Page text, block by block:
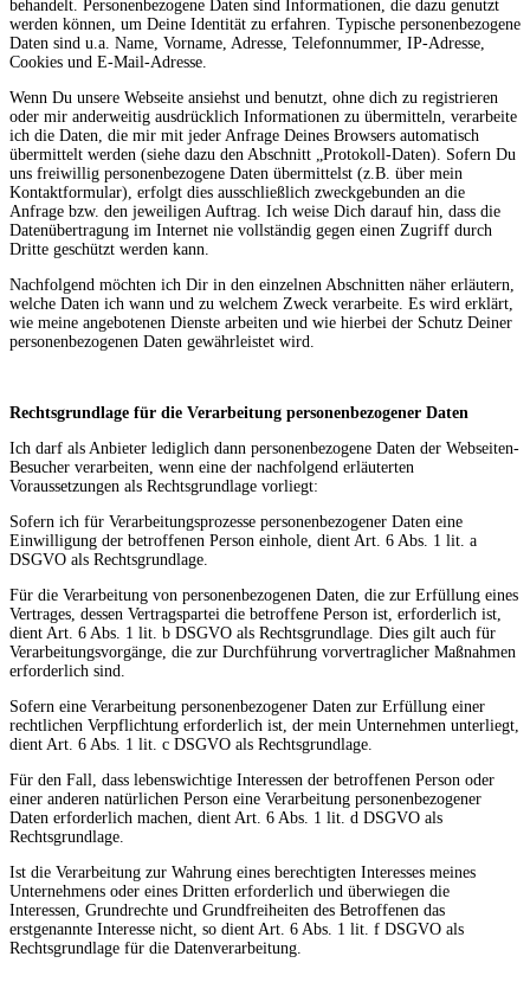
behandelt. Personenbezogene Daten sind Informationen, die dazu genutzt
werden können, um Deine Identität zu erfahren. Typische personenbezogene
Daten sind u.a. Name, Vorname, Adresse, Telefonnummer, IP-Adresse,
Cookies und E-Mail-Adresse.
Wenn Du unsere Webseite ansiehst und benutzt, ohne dich zu registrieren
oder mir anderweitig ausdrücklich Informationen zu übermitteln, verarbeite
ich die Daten, die mir mit jeder Anfrage Deines Browsers automatisch
übermittelt werden (siehe dazu den Abschnitt „Protokoll-Daten). Sofern Du
uns freiwillig personenbezogene Daten übermittelst (z.B. über mein
Kontaktformular), erfolgt dies ausschließlich zweckgebunden an die
Anfrage bzw. den jeweiligen Auftrag. Ich weise Dich darauf hin, dass die
Datenübertragung im Internet nie vollständig gegen einen Zugriff durch
Dritte geschützt werden kann.
Nachfolgend möchten ich Dir in den einzelnen Abschnitten näher erläutern,
welche Daten ich wann und zu welchem Zweck verarbeite. Es wird erklärt,
wie meine angebotenen Dienste arbeiten und wie hierbei der Schutz Deiner
personenbezogenen Daten gewährleistet wird.
Rechtsgrundlage für die Verarbeitung personenbezogener Daten
Ich darf als Anbieter lediglich dann personenbezogene Daten der Webseiten-
Besucher verarbeiten, wenn eine der nachfolgend erläuterten
Voraussetzungen als Rechtsgrundlage vorliegt:
Sofern ich für Verarbeitungsprozesse personenbezogener Daten eine
Einwilligung der betroffenen Person einhole, dient Art. 6 Abs. 1 lit. a
DSGVO als Rechtsgrundlage.
Für die Verarbeitung von personenbezogenen Daten, die zur Erfüllung eines
Vertrages, dessen Vertragspartei die betroffene Person ist, erforderlich ist,
dient Art. 6 Abs. 1 lit. b DSGVO als Rechtsgrundlage. Dies gilt auch für
Verarbeitungsvorgänge, die zur Durchführung vorvertraglicher Maßnahmen
erforderlich sind.
Sofern eine Verarbeitung personenbezogener Daten zur Erfüllung einer
rechtlichen Verpflichtung erforderlich ist, der mein Unternehmen unterliegt,
dient Art. 6 Abs. 1 lit. c DSGVO als Rechtsgrundlage.
Für den Fall, dass lebenswichtige Interessen der betroffenen Person oder
einer anderen natürlichen Person eine Verarbeitung personenbezogener
Daten erforderlich machen, dient Art. 6 Abs. 1 lit. d DSGVO als
Rechtsgrundlage.
Ist die Verarbeitung zur Wahrung eines berechtigten Interesses meines
Unternehmens oder eines Dritten erforderlich und überwiegen die
Interessen, Grundrechte und Grundfreiheiten des Betroffenen das
erstgenannte Interesse nicht, so dient Art. 6 Abs. 1 lit. f DSGVO als
Rechtsgrundlage für die Datenverarbeitung.